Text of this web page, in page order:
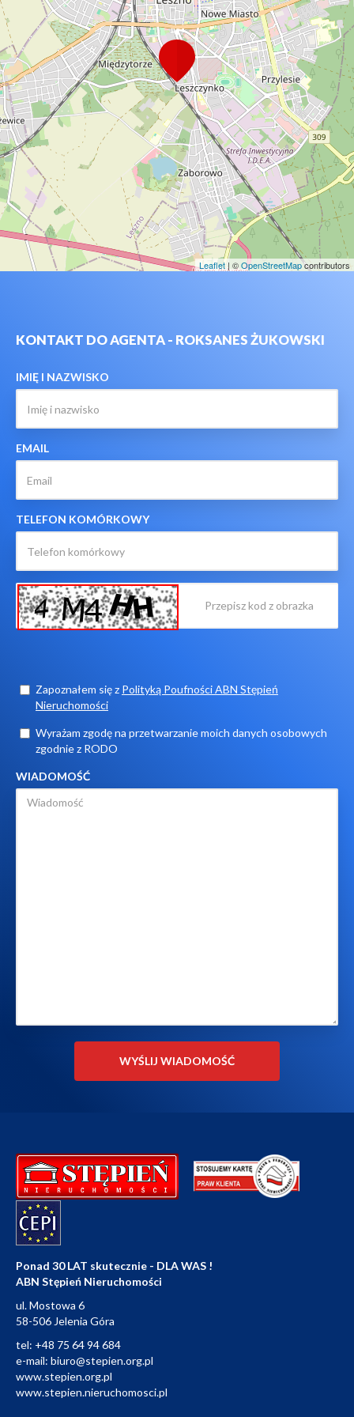
Leaflet| ©OpenStreetMapcontributors
KONTAKT DO AGENTA - ROKSANES ŻUKOWSKI
IMIĘ I NAZWISKO
EMAIL
TELEFON KOMÓRKOWY
Zapoznałem się z Polityką Poufności ABN Stępień
Nieruchomości
Wyrażam zgodę na przetwarzanie moich danych osobowych
zgodnie z RODO
WIADOMOŚĆ
Ponad 30 LAT skutecznie - DLA WAS !
ABN Stępień Nieruchomości
ul. Mostowa 6
58-506 Jelenia Góra
tel: +48 75 64 94 684
e-mail: biuro@stepien.org.pl
www.stepien.org.pl
www.stepien.nieruchomosci.pl